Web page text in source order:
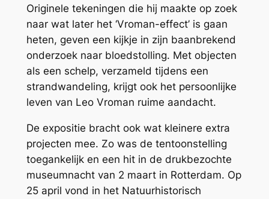
Originele tekeningen die hij maakte op zoek
naar wat later het ‘Vroman-effect’ is gaan
heten, geven een kijkje in zijn baanbrekend
onderzoek naar bloedstolling. Met objecten
als een schelp, verzameld tijdens een
strandwandeling, krijgt ook het persoonlijke
leven van Leo Vroman ruime aandacht.
De expositie bracht ook wat kleinere extra
projecten mee. Zo was de tentoonstelling
toegankelijk en een hit in de drukbezochte
museumnacht van 2 maart in Rotterdam. Op
25 april vond in het Natuurhistorisch